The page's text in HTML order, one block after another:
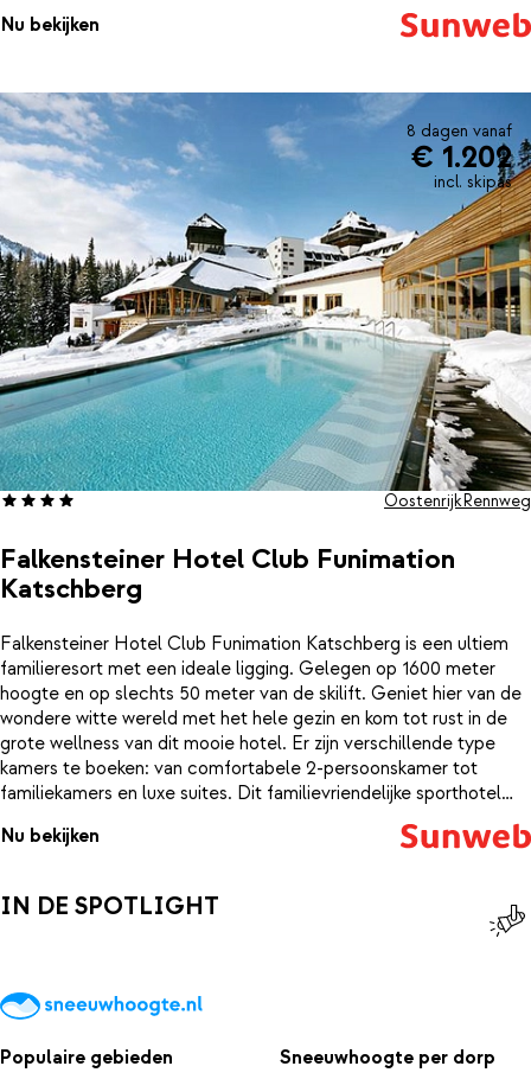
Nu bekijken
8 dagen vanaf
€ 1.202
incl. skipas
Falkensteiner Hotel Club Funimation
Katschberg
OostenrijkRennweg
Falkensteiner Hotel Club Funimation Katschberg is een ultiem
familieresort met een ideale ligging. Gelegen op 1600 meter
hoogte en op slechts 50 meter van de skilift. Geniet hier van de
wondere witte wereld met het hele gezin en kom tot rust in de
grote wellness van dit mooie hotel. Er zijn verschillende type
kamers te boeken: van comfortabele 2-persoonskamer tot
familiekamers en luxe suites. Dit familievriendelijke sporthotel
bied je tal van sport- en recreatiemogelijkheden. Voor kinderen is
er enorm veel te doen: een overdekte klimmuur, een grote
met glijbaan. En terwijl de kinderen zich vermaken kun je zelf
heerlijk relaxen in de grote spa met binnen en buitzwembad en
Nu bekijken
IN DE SPOTLIGHT
Populaire gebieden Sneeuwhoogte per dorp